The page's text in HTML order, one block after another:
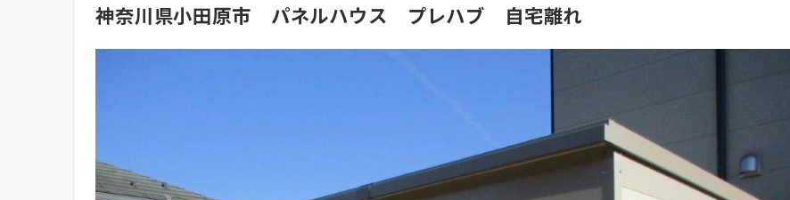
神奈川県小田原市 パネルハウス プレハブ 自宅離れ